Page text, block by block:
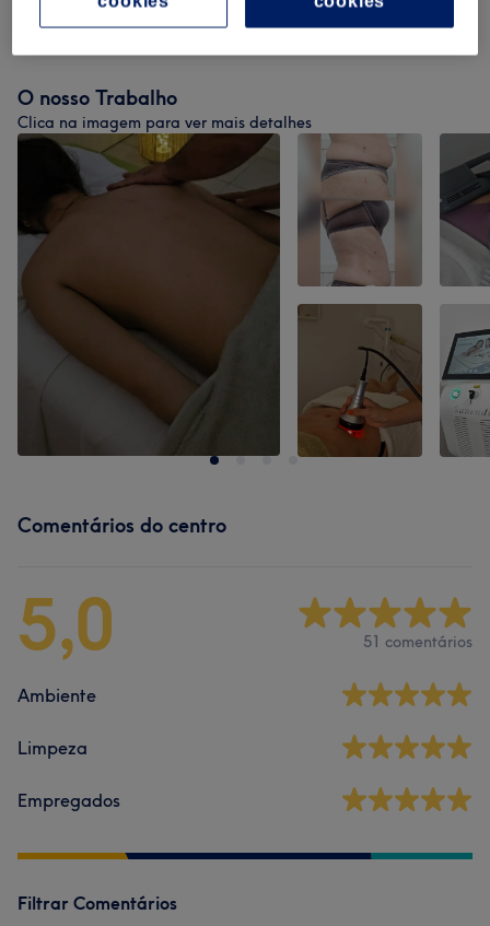
Tratamentos Rosto (1) desde € 30
O nosso Trabalho
Clica na imagem para ver mais detalhes
Comentários do centro
5,0 51 comentários
Ambiente
Limpeza
Empregados
Filtrar Comentários